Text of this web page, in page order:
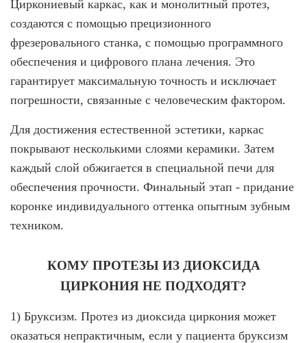
Циркониевый каркас, как и монолитный протез,
создаются с помощью прецизионного
фрезеровального станка, с помощью программного
обеспечения и цифрового плана лечения. Это
гарантирует максимальную точность и исключает
погрешности, связанные с человеческим фактором.
Для достижения естественной эстетики, каркас
покрывают несколькими слоями керамики. Затем
каждый слой обжигается в специальной печи для
обеспечения прочности. Финальный этап - придание
коронке индивидуального оттенка опытным зубным
техником.
КОМУ ПРОТЕЗЫ ИЗ ДИОКСИДА
ЦИРКОНИЯ НЕ ПОДХОДЯТ?
1) Бруксизм. Протез из диоксида циркония может
оказаться непрактичным, если у пациента бруксизм